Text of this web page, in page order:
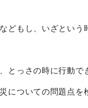
もし、いざという
とっさの時に行動で
についての問題点を